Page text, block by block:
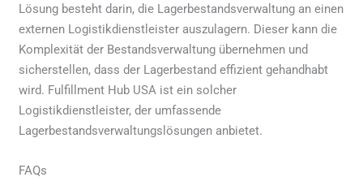
Lösung besteht darin, die Lagerbestandsverwaltung an einen
externen Logistikdienstleister auszulagern. Dieser kann die
Komplexität der Bestandsverwaltung übernehmen und
sicherstellen, dass der Lagerbestand effizient gehandhabt
wird. Fulfillment Hub USA ist ein solcher
Logistikdienstleister, der umfassende
Lagerbestandsverwaltungslösungen anbietet.
FAQs